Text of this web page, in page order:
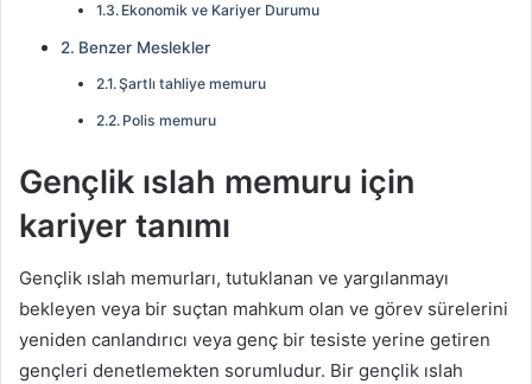
Ekonomik ve Kariyer Durumu
Benzer Meslekler
Şartlı tahliye memuru
Polis memuru
Gençlik ıslah memuru için
kariyer tanımı
Gençlik ıslah memurları, tutuklanan ve yargılanmayı
bekleyen veya bir suçtan mahkum olan ve görev sürelerini
yeniden canlandırıcı veya genç bir tesiste yerine getiren
gençleri denetlemekten sorumludur. Bir gençlik ıslah